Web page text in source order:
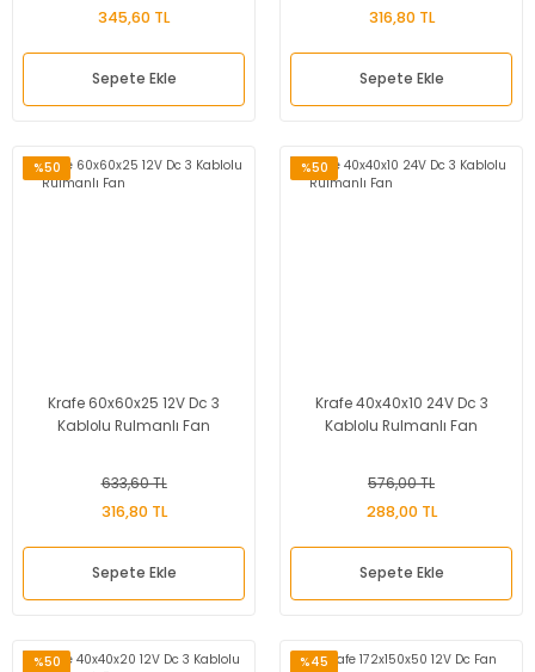
345,60 TL
Sepete Ekle
316,80 TL
Sepete Ekle
%50
Krafe 60x60x25 12V Dc 3
Kablolu Rulmanlı Fan
633,60 TL
316,80 TL
Sepete Ekle
%50
Krafe 40x40x10 24V Dc 3
Kablolu Rulmanlı Fan
576,00 TL
288,00 TL
Sepete Ekle
%50 %45